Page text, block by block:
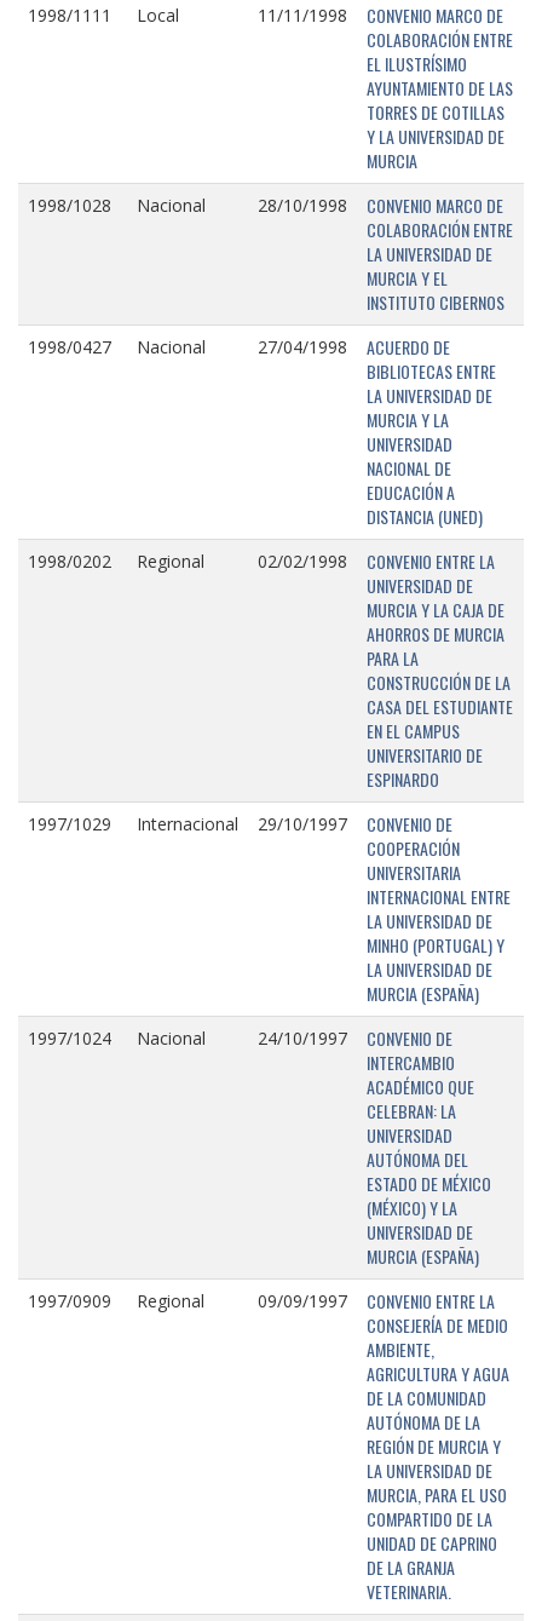
1998/1111 Local 11/11/1998
CONVENIO MARCO DE
COLABORACIÓN ENTRE
EL ILUSTRÍSIMO
AYUNTAMIENTO DE LAS
TORRES DE COTILLAS
Y LA UNIVERSIDAD DE
MURCIA
1998/1028 Nacional 28/10/1998
CONVENIO MARCO DE
COLABORACIÓN ENTRE
LA UNIVERSIDAD DE
MURCIA Y EL
INSTITUTO CIBERNOS
1998/0427 Nacional 27/04/1998
ACUERDO DE
BIBLIOTECAS ENTRE
LA UNIVERSIDAD DE
MURCIA Y LA
UNIVERSIDAD
NACIONAL DE
EDUCACIÓN A
DISTANCIA (UNED)
1998/0202 Regional 02/02/1998
CONVENIO ENTRE LA
UNIVERSIDAD DE
MURCIA Y LA CAJA DE
AHORROS DE MURCIA
PARA LA
CONSTRUCCIÓN DE LA
CASA DEL ESTUDIANTE
EN EL CAMPUS
UNIVERSITARIO DE
ESPINARDO
1997/1029 Internacional 29/10/1997
CONVENIO DE
COOPERACIÓN
UNIVERSITARIA
INTERNACIONAL ENTRE
LA UNIVERSIDAD DE
MINHO (PORTUGAL) Y
LA UNIVERSIDAD DE
MURCIA (ESPAÑA)
1997/1024 Nacional 24/10/1997
CONVENIO DE
INTERCAMBIO
ACADÉMICO QUE
CELEBRAN: LA
UNIVERSIDAD
AUTÓNOMA DEL
ESTADO DE MÉXICO
(MÉXICO) Y LA
UNIVERSIDAD DE
MURCIA (ESPAÑA)
1997/0909 Regional 09/09/1997
CONVENIO ENTRE LA
CONSEJERÍA DE MEDIO
AMBIENTE,
AGRICULTURA Y AGUA
DE LA COMUNIDAD
AUTÓNOMA DE LA
REGIÓN DE MURCIA Y
LA UNIVERSIDAD DE
MURCIA, PARA EL USO
COMPARTIDO DE LA
UNIDAD DE CAPRINO
DE LA GRANJA
VETERINARIA.